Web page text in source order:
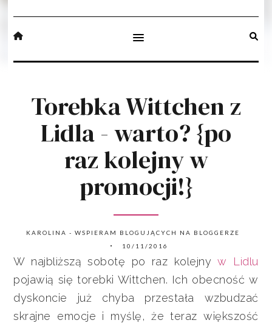
Torebka Wittchen z
Lidla - warto? {po
raz kolejny w
promocji!}
KAROLINA - WSPIERAM BLOGUJĄCYCH NA BLOGGERZE
10/11/2016
W najbliższą sobotę po raz kolejnyw Lidlu
pojawią się torebki Wittchen. Ich obecność w
dyskoncie już chyba przestała wzbudzać
skrajne emocje i myślę, że teraz większość